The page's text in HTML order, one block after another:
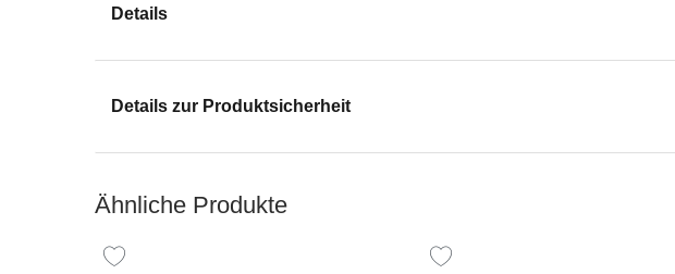
Details
Details zur Produktsicherheit
Ähnliche Produkte